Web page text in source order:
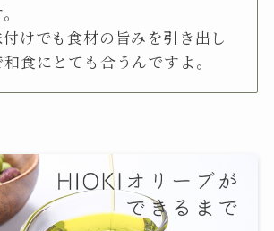
けでも食材の旨みを引き出し
食にとても合うんですよ。